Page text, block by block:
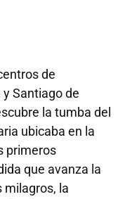
de
Santiago de
la tumba del
ubicaba en la
primeros
que avanza la
milagros, la